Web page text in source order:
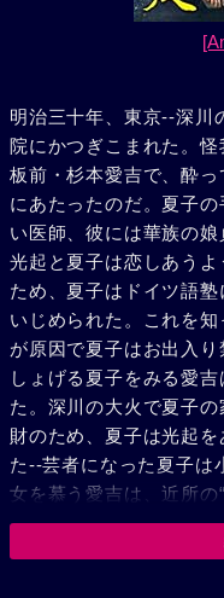
明治三十年、東京--深川
院にかつぎこまれた。
板前・杉本愛吉で、酔
にあたったのだ。夏子
い医師、彼には華族の
光起と夏子は恋しあう
ため、夏子はドイツ語
いじめられた。これを
が原因で夏子はお出入り
しょげる夏子をみる愛
た。深川の大火で夏子
財のため、夏子は光起
た--芸者になった夏子は
女を慕う愛吉は、近所の
かぬ小夏に“河伝”の親
に入った愛吉はクビに